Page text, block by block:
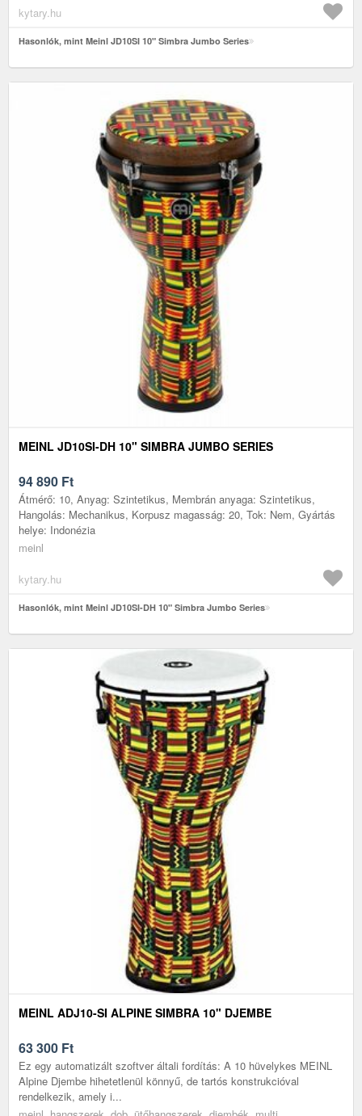
kytary.hu
Hasonlók, mint Meinl JD10SI 10" Simbra Jumbo Series
MEINL JD10SI-DH 10" SIMBRA JUMBO SERIES
94 890 Ft
Átmérő: 10, Anyag: Szintetikus, Membrán anyaga: Szintetikus,
Hangolás: Mechanikus, Korpusz magasság: 20, Tok: Nem, Gyártás
helye: Indonézia
meinl
kytary.hu
Hasonlók, mint Meinl JD10SI-DH 10" Simbra Jumbo Series
MEINL ADJ10-SI ALPINE SIMBRA 10" DJEMBE
63 300 Ft
Ez egy automatizált szoftver általi fordítás: A 10 hüvelykes MEINL
Alpine Djembe hihetetlenül könnyű, de tartós konstrukcióval
rendelkezik, amely i...